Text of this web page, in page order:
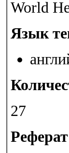
World
Язык
27